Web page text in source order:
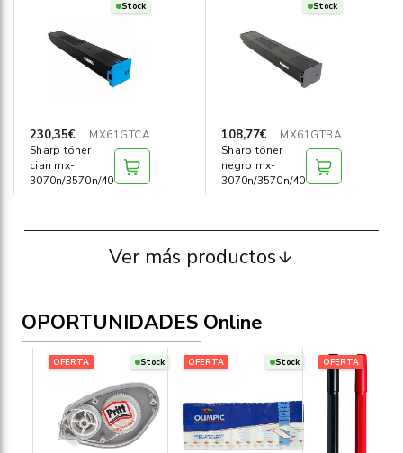
Stock
230,35€
MX61GTCA
Sharp tóner
cian mx-
3070n/3570n/4070n
Stock
108,77€
MX61GTBA
Sharp tóner
negro mx-
3070n/3570n/4070n
Ver más productos
OPORTUNIDADES Online
OFERTA Stock OFERTA Stock OFERTA